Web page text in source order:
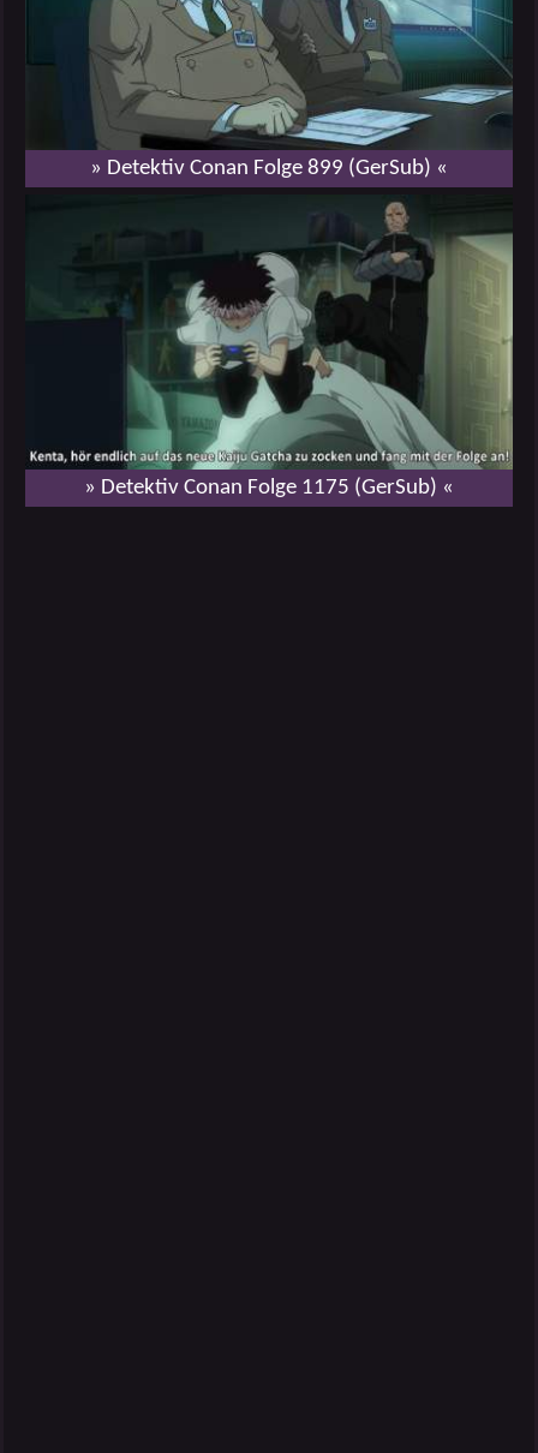
» Detektiv Conan Folge 899 (GerSub) «
» Detektiv Conan Folge 1175 (GerSub) «